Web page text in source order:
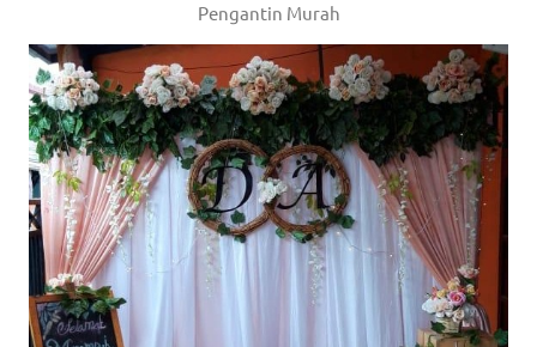
Pengantin Murah